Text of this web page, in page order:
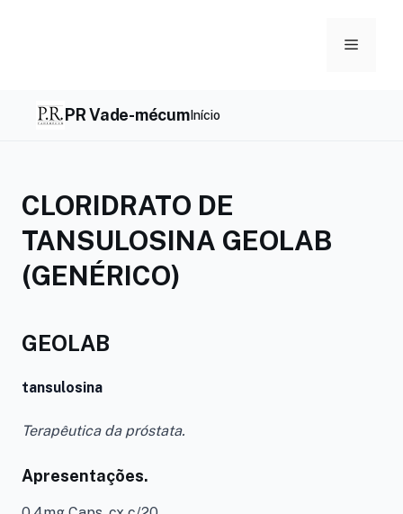
Menu
PR Vade-mécumInício
CLORIDRATO DE
TANSULOSINA GEOLAB
(GENÉRICO)
GEOLAB
tansulosina
Terapêutica da próstata.
Apresentações.